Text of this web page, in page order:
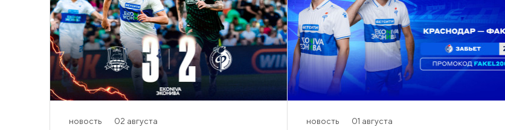
новость 02 августа новость 01 августа